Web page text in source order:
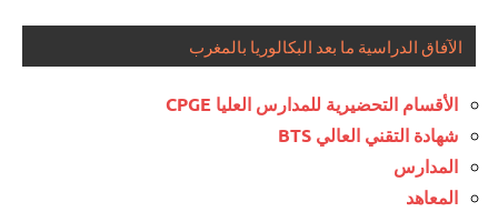
الآفاق الدراسية ما بعد البكالوريا بالمغرب
الأقسام التحضيرية للمدارس العليا CPGE
شهادة التقني العالي BTS
المدارس
المعاهد